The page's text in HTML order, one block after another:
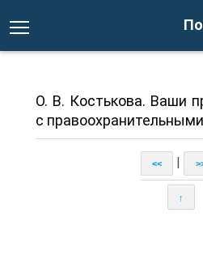
О. В. Костькова. Ваши
с
<<
↑